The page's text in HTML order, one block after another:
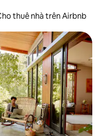
thuê nhà trên Airbnb